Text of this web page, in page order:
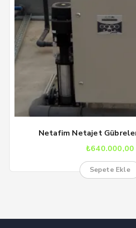
Netafim Netajet
₺640.000,00
Sepete Ekle